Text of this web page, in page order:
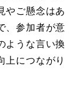
やご懸念はあ
、参加者が意
ような言い換
上につながり